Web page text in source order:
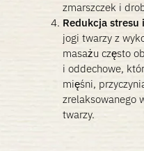
zmarszczek i
Redukcja stresu
jogi twarzy z
masażu często
i oddechowe,
mięśni,
zrelaksowanego
twarzy.